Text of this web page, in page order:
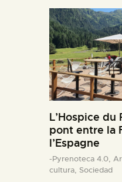
L’Hospice du
pont entre la
l’Espagne
-Pyrenoteca 4.0,
cultura, Sociedad